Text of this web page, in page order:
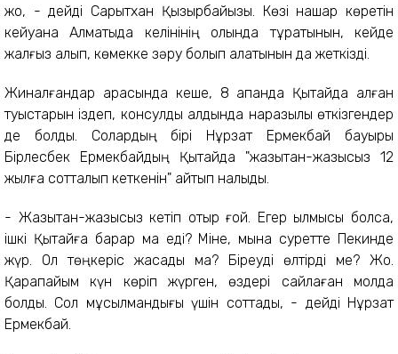
жоқ, - дейді Сарқытхан Қызырбайқызы. Көзі нашар көретін
кейуана Алматыда келінінің қолында тұратынын, кейде
жалғыз қалып, көмекке зәру болып қалатынын да жеткізді.
Жиналғандар арасында кеше, 8 ақпанда Қытайда қалған
туыстарын іздеп, консулдық алдында наразылық өткізгендер
де болды. Солардың бірі Нұрзат Ермекбай бауыры
Бірлесбек Ермекбайдың Қытайда "жазықтан-жазықсыз 12
жылға сотталып кеткенін" айтып налыды.
- Жазықтан-жазықсыз кетіп отыр ғой. Егер қылмысы болса,
ішкі Қытайға барар ма еді? Міне, мына суретте Пекинде
жүр. Ол төңкеріс жасады ма? Біреуді өлтірді ме? Жоқ.
Қарапайым күн көріп жүрген, өздері сайлаған молда
болды. Сол мұсылмандығы үшін соттады, - дейді Нұрзат
Ермекбай.